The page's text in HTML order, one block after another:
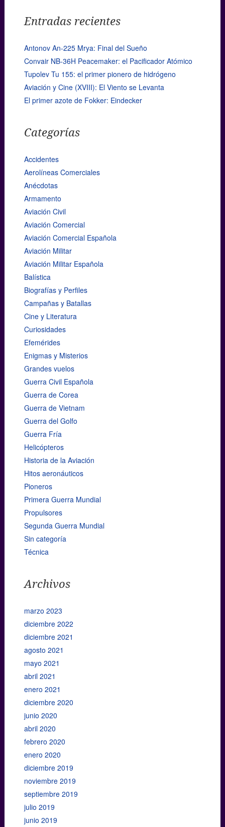
Entradas recientes
Antonov An-225 Mrya: Final del Sueño
Convair NB-36H Peacemaker: el Pacificador Atómico
Tupolev Tu 155: el primer pionero de hidrógeno
Aviación y Cine (XVIII): El Viento se Levanta
El primer azote de Fokker: Eindecker
Categorías
Accidentes
Aerolíneas Comerciales
Anécdotas
Armamento
Aviación Civil
Aviación Comercial
Aviación Comercial Española
Aviación Militar
Aviación Militar Española
Balística
Biografías y Perfiles
Campañas y Batallas
Cine y Literatura
Curiosidades
Efemérides
Enigmas y Misterios
Grandes vuelos
Guerra Civil Española
Guerra de Corea
Guerra de Vietnam
Guerra del Golfo
Guerra Fría
Helicópteros
Historia de la Aviación
Hitos aeronáuticos
Pioneros
Primera Guerra Mundial
Propulsores
Segunda Guerra Mundial
Sin categoría
Técnica
Archivos
marzo 2023
diciembre 2022
diciembre 2021
agosto 2021
mayo 2021
abril 2021
enero 2021
diciembre 2020
junio 2020
abril 2020
febrero 2020
enero 2020
diciembre 2019
noviembre 2019
septiembre 2019
julio 2019
junio 2019